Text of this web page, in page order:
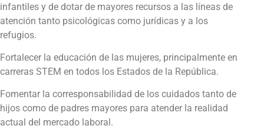
infantiles y de dotar de mayores recursos a las líneas de
atención tanto psicológicas como jurídicas y a los
refugios.
Fortalecer la educación de las mujeres, principalmente en
carreras STEM en todos los Estados de la República.
Fomentar la corresponsabilidad de los cuidados tanto de
hijos como de padres mayores para atender la realidad
actual del mercado laboral.